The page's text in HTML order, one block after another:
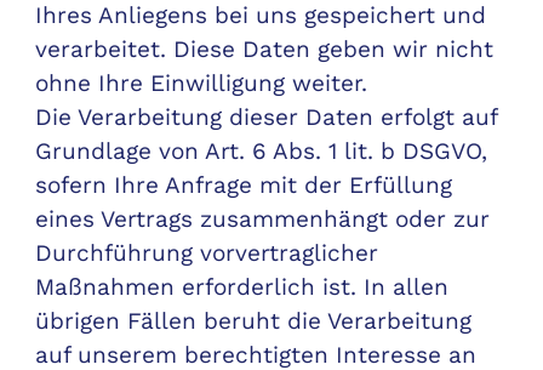
Ihres Anliegens bei uns gespeichert und
verarbeitet. Diese Daten geben wir nicht
ohne Ihre Einwilligung weiter.
Die Verarbeitung dieser Daten erfolgt auf
Grundlage von Art. 6 Abs. 1 lit. b DSGVO,
sofern Ihre Anfrage mit der Erfüllung
eines Vertrags zusammenhängt oder zur
Durchführung vorvertraglicher
Maßnahmen erforderlich ist. In allen
übrigen Fällen beruht die Verarbeitung
auf unserem berechtigten Interesse an